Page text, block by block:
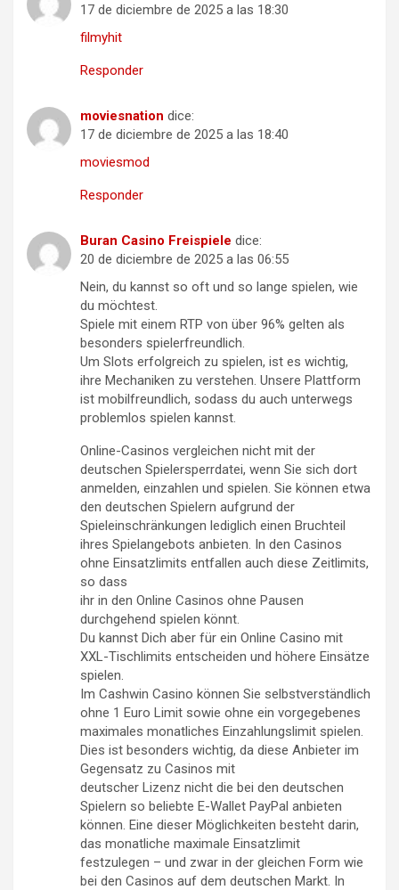
17 de diciembre de 2025 a las 18:30
filmyhit
Responder
moviesnation dice:
17 de diciembre de 2025 a las 18:40
moviesmod
Responder
Buran Casino Freispiele dice:
20 de diciembre de 2025 a las 06:55
Nein, du kannst so oft und so lange spielen, wie
du möchtest.
Spiele mit einem RTP von über 96% gelten als
besonders spielerfreundlich.
Um Slots erfolgreich zu spielen, ist es wichtig,
ihre Mechaniken zu verstehen. Unsere Plattform
ist mobilfreundlich, sodass du auch unterwegs
problemlos spielen kannst.
Online-Casinos vergleichen nicht mit der
deutschen Spielersperrdatei, wenn Sie sich dort
anmelden, einzahlen und spielen. Sie können etwa
den deutschen Spielern aufgrund der
Spieleinschränkungen lediglich einen Bruchteil
ihres Spielangebots anbieten. In den Casinos
ohne Einsatzlimits entfallen auch diese Zeitlimits,
so dass
ihr in den Online Casinos ohne Pausen
durchgehend spielen könnt.
Du kannst Dich aber für ein Online Casino mit
XXL-Tischlimits entscheiden und höhere Einsätze
spielen.
Im Cashwin Casino können Sie selbstverständlich
ohne 1 Euro Limit sowie ohne ein vorgegebenes
maximales monatliches Einzahlungslimit spielen.
Dies ist besonders wichtig, da diese Anbieter im
Gegensatz zu Casinos mit
deutscher Lizenz nicht die bei den deutschen
Spielern so beliebte E-Wallet PayPal anbieten
können. Eine dieser Möglichkeiten besteht darin,
das monatliche maximale Einsatzlimit
festzulegen – und zwar in der gleichen Form wie
bei den Casinos auf dem deutschen Markt. In